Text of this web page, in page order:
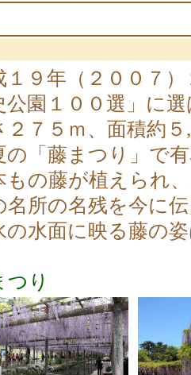
１９年（２００７
公園１００選」に
２７５ｍ、面積約
の「藤まつり」で
もの藤が植えられ
名所の名残を今に
の水面に映る藤の
つり